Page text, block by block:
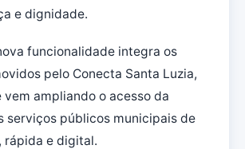
e dignidade.
funcionalidade integra os
pelo Conecta Santa Luzia,
ampliando o acesso da
serviços públicos municipais de
rápida e digital.